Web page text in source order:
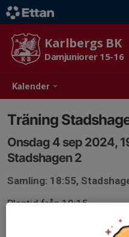
Kalender
Karlbergs BK
Damjuniorer 15-16
Träning
Onsdag 4 sep 2024,
Stadshagen 2
Samling: 18:55,
Plantid från 19:15